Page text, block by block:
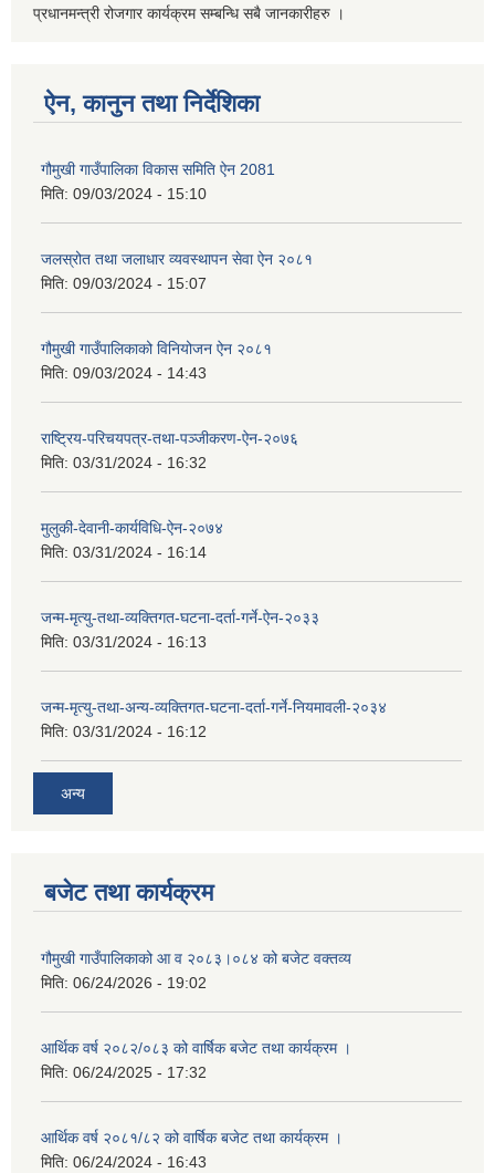
प्रधानमन्त्री रोजगार कार्यक्रम सम्बन्धि सबै जानकारीहरु ।
ऐन, कानुन तथा निर्देशिका
गौमुखी गाउँपालिका विकास समिति ऐन 2081
मिति: 09/03/2024 - 15:10
जलस्रोत तथा जलाधार व्यवस्थापन सेवा ऐन २०८१
मिति: 09/03/2024 - 15:07
गौमुखी गाउँपालिकाको विनियोजन ऐन २०८१
मिति: 09/03/2024 - 14:43
राष्ट्रिय-परिचयपत्र-तथा-पञ्जीकरण-ऐन-२०७६
मिति: 03/31/2024 - 16:32
मुलुकी-देवानी-कार्यविधि-ऐन-२०७४
मिति: 03/31/2024 - 16:14
जन्म-मृत्यु-तथा-व्यक्तिगत-घटना-दर्ता-गर्ने-ऐन-२०३३
मिति: 03/31/2024 - 16:13
जन्म-मृत्यु-तथा-अन्य-व्यक्तिगत-घटना-दर्ता-गर्ने-नियमावली-२०३४
मिति: 03/31/2024 - 16:12
अन्य
बजेट तथा कार्यक्रम
गौमुखी गाउँपालिकाको आ व २०८३।०८४ को बजेट वक्तव्य
मिति: 06/24/2026 - 19:02
आर्थिक वर्ष २०८२/०८३ को वार्षिक बजेट तथा कार्यक्रम ।
मिति: 06/24/2025 - 17:32
आर्थिक वर्ष २०८१/८२ को वार्षिक बजेट तथा कार्यक्रम ।
मिति: 06/24/2024 - 16:43